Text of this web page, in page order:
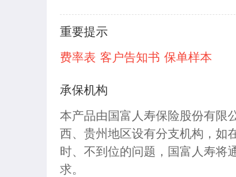
重要提示
费率表 客户告知书 保单样本
承保机构
本产品由国富人寿保险股份有限
西、贵州地区设有分支机构，如
时、不到位的问题，国富人寿将
求。